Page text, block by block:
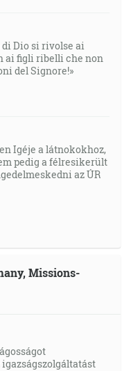
di Dio si rivolse ai
ai figli ribelli che non
del Signore!»
Igéje a látnokokhoz,
pedig a félresikerült
az ÚR
Missions-